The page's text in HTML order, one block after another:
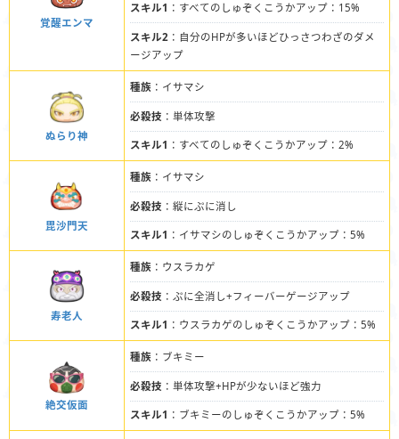
覚醒エンマ
スキル1 ：すべてのしゅぞくこうかアップ：15%
スキル2 ：自分のHPが多いほどひっさつわざのダメ
ージアップ
ぬらり神
種族 ：イサマシ
必殺技 ：単体攻撃
スキル1 ：すべてのしゅぞくこうかアップ：2%
毘沙門天
種族 ：イサマシ
必殺技 ：縦にぷに消し
スキル1 ：イサマシのしゅぞくこうかアップ：5%
寿老人
種族 ：ウスラカゲ
必殺技 ：ぷに全消し+フィーバーゲージアップ
スキル1 ：ウスラカゲのしゅぞくこうかアップ：5%
絶交仮面
種族 ：ブキミー
必殺技 ：単体攻撃+HPが少ないほど強力
スキル1 ：ブキミーのしゅぞくこうかアップ：5%